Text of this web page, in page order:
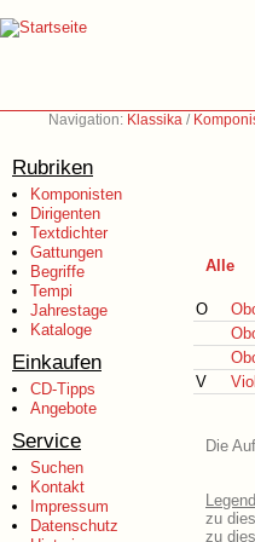
Navigation: Klassika /
Rubriken
Komponisten
Dirigenten
Textdichter
Gattungen
Begriffe
Tempi
Jahrestage
Kataloge
Einkaufen
CD-Tipps
Angebote
Service
Suchen
Kontakt
Impressum
Datenschutz
Alle
O
V
Die
zu
zu